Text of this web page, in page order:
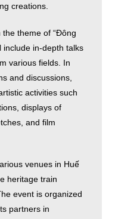
creations.
theme of “Đông
include in-depth talks
various fields. In
and discussions,
activities such
displays of
and film
venues in Huế
heritage train
event is organized
partners in